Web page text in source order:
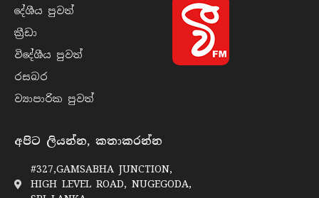
දේශීය පුව​ත්
ක්‍රී​ඩා
විදේශීය පුව​ත්
රසබ​ර
ව්‍යාපාරික පුව​ත්
අපිට ලියන්න, කතාකරන්න
#327,GAMSABHA JUNCTION,
HIGH LEVEL ROAD, NUGEGODA,